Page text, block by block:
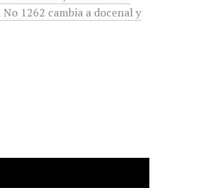
1262 cambia a docenal y